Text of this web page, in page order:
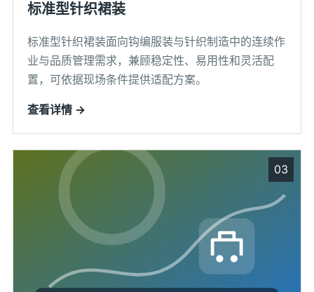
标准型针织裙装
标准型针织裙装面向钩编服装与针织制造中的连续作
业与品质管理需求，兼顾稳定性、易用性和灵活配
置，可依据现场条件提供适配方案。
查看详情 →
03